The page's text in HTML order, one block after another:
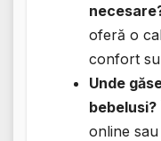
oferă o
confort
Unde
bebelusi?
online